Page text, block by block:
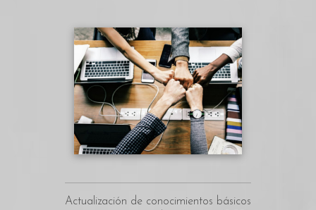
Actualización de conocimientos básicos